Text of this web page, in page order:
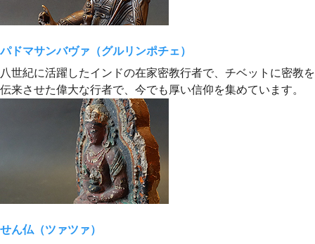
パドマサンバヴァ（グルリンポチェ）
八世紀に活躍したインドの在家密教行者で、チベットに密教を
伝来させた偉大な行者で、今でも厚い信仰を集めています。
せん仏（ツァツァ）